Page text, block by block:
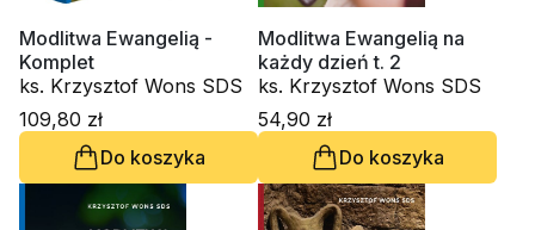
Modlitwa Ewangelią -
Komplet
ks. Krzysztof Wons SDS
109,80 zł
Do koszyka
Modlitwa Ewangelią na
każdy dzień t. 2
ks. Krzysztof Wons SDS
54,90 zł
Do koszyka